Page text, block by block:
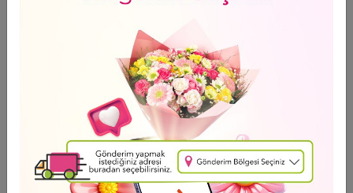
Lilyum&Kazablanka
Ücretsiz Teslimat
Lilyum Sevdası
2.363,10 TL
2 - 4 - 6 Taksit Se?enei